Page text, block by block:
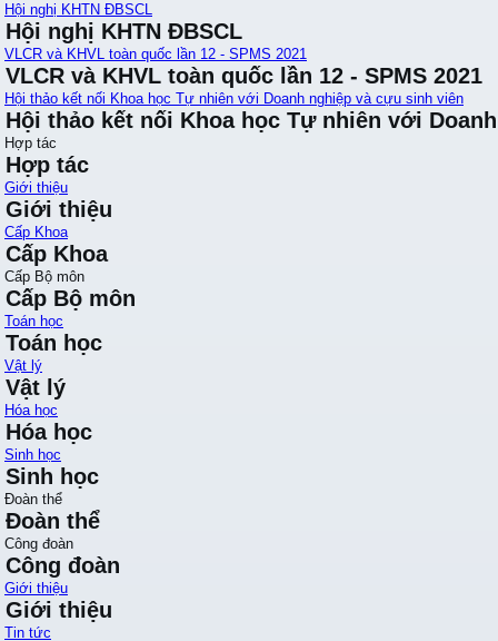
Hội nghị KHTN ĐBSCL
Hội nghị KHTN ĐBSCL
VLCR và KHVL toàn quốc lần 12 - SPMS 2021
VLCR và KHVL toàn quốc lần 12 - SPMS 2021
Hội thảo kết nối Khoa học Tự nhiên với Doanh nghiệp và cựu sinh viên
Hội thảo kết nối Khoa học Tự nhiên với
Hợp tác
Hợp tác
Giới thiệu
Giới thiệu
Cấp Khoa
Cấp Khoa
Cấp Bộ môn
Cấp Bộ môn
Toán học
Toán học
Vật lý
Vật lý
Hóa học
Hóa học
Sinh học
Sinh học
Đoàn thể
Đoàn thể
Công đoàn
Công đoàn
Giới thiệu
Giới thiệu
Tin tức